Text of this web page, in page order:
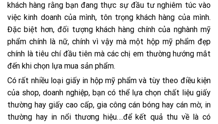
khách hàng rằng bạn đang thực sự đầu tư nghiêm túc vào
việc kinh doanh của mình, tôn trọng khách hàng của mình.
Đặc biệt hơn, đối tượng khách hàng chính của nghành mỹ
phẩm chính là nữ, chính vì vậy mà một hộp mỹ phẩm đẹp
chính là tiêu chí đầu tiên mà các chị em thường hướng mắt
đến khi chọn lựa mua sản phẩm.
Có rất nhiều loại giấy in hộp mỹ phẩm và tùy theo điều kiện
của shop, doanh nghiệp, bạn có thể lựa chọn chất liệu giấy
thường hay giấy cao cấp, gia công cán bóng hay cán mờ, in
thường hay in nổi thương hiệu….để kết quả thu về là có